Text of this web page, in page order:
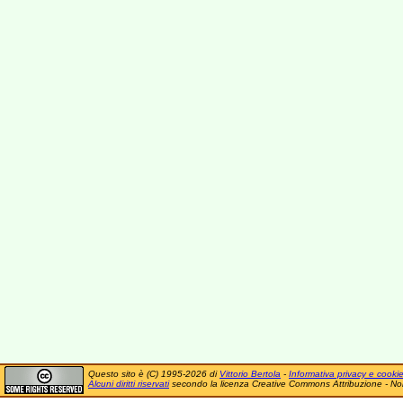
Questo sito è (C) 1995-2026 di Vittorio Bertola - Informativa privacy e cookie
Alcuni diritti riservatisecondo la licenza Creative Commons Attribuzione -